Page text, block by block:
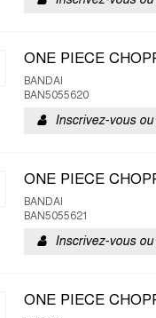
ONE PIECE
BANDAI
BAN5055620
Inscrivez-vous
ONE PIECE
BANDAI
BAN5055621
Inscrivez-vous
ONE PIECE